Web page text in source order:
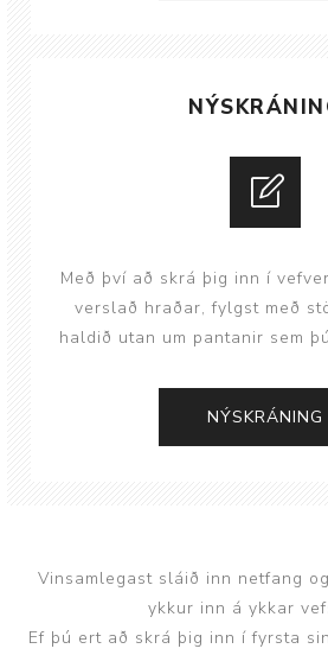
Með því að skrá þig inn í
verslað hraðar, fylgst með
haldið utan um pantanir sem
Vinsamlegast sláið inn netfang
ykkur inn á ykkar
Ef þú ert að skrá þig inn í fyrsta